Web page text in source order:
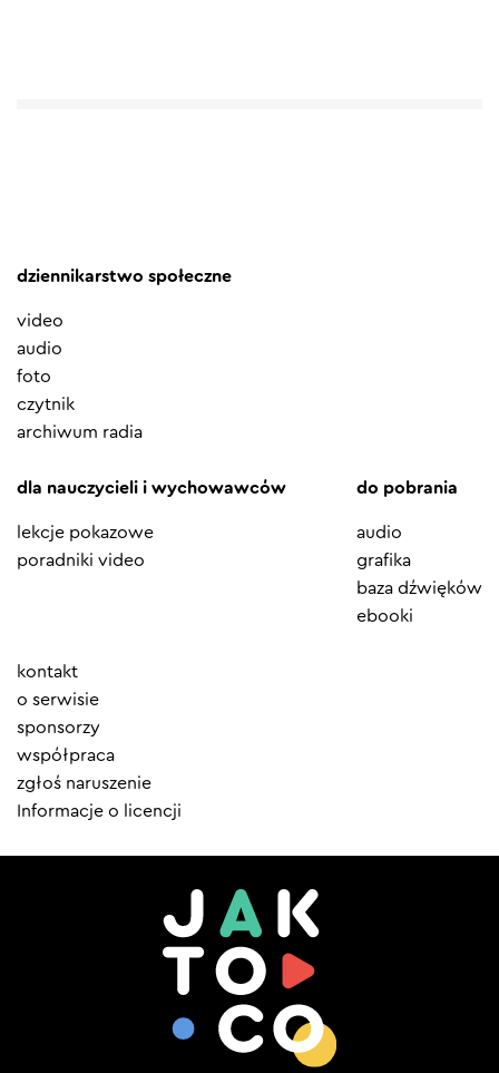
dziennikarstwo społeczne
video
audio
foto
czytnik
archiwum radia
dla nauczycieli i wychowawców
lekcje pokazowe
poradniki video
do pobrania
audio
grafika
baza dźwięków
ebooki
Element
menu
kontakt
o serwisie
sponsorzy
współpraca
zgłoś naruszenie
Informacje o licencji